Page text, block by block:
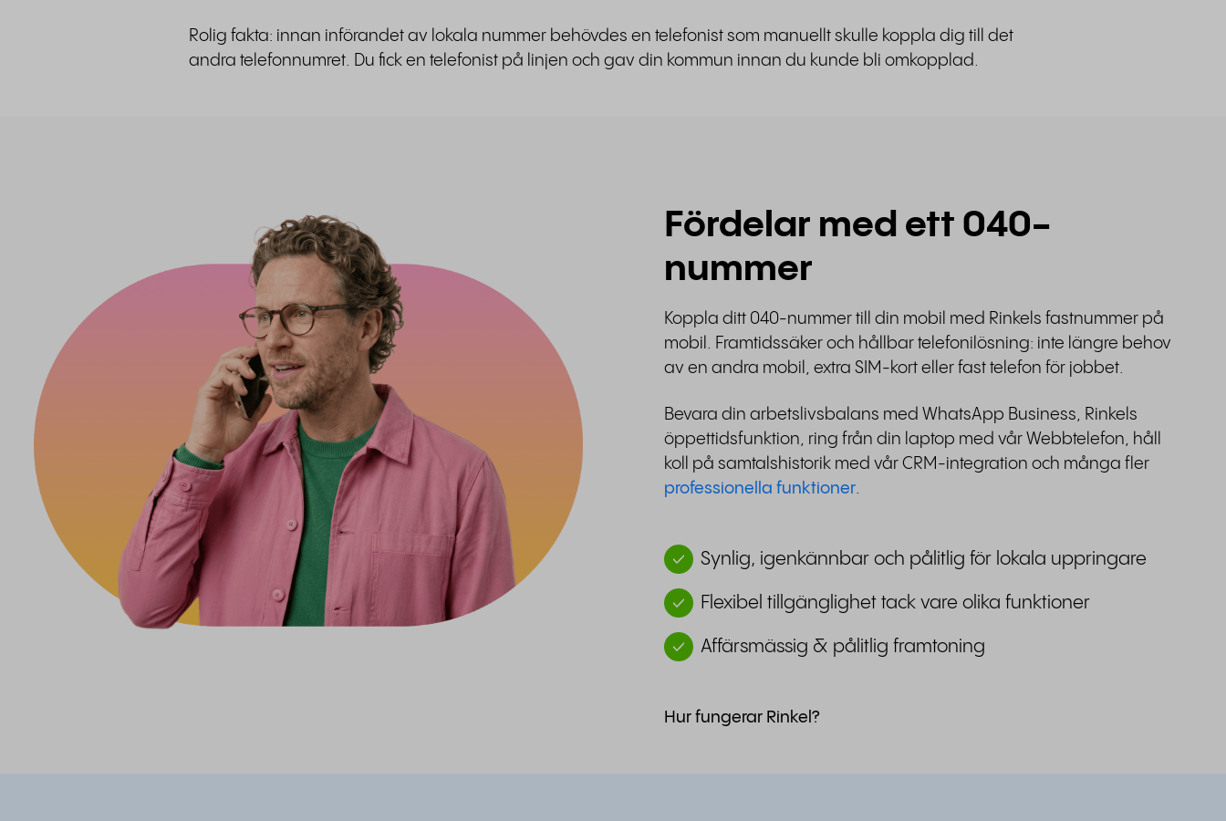
Rolig fakta: innan införandet av lokala nummer behövdes en telefonist som manuellt skulle koppla dig till det
andra telefonnumret. Du fick en telefonist på linjen och gav din kommun innan du kunde bli omkopplad.
Fördelar med ett 040-
nummer
Koppla ditt 040-nummer till din mobil med Rinkels fastnummer på
mobil. Framtidssäker och hållbar telefonilösning: inte längre behov
av en andra mobil, extra SIM-kort eller fast telefon för jobbet.
Bevara din arbetslivsbalans med WhatsApp Business, Rinkels
öppettidsfunktion, ring från din laptop med vår Webbtelefon, håll
koll på samtalshistorik med vår CRM-integration och många fler
professionella funktioner.
Synlig, igenkännbar och pålitlig för lokala uppringare
Flexibel tillgänglighet tack vare olika funktioner
Affärsmässig & pålitlig framtoning
Hur fungerar Rinkel?